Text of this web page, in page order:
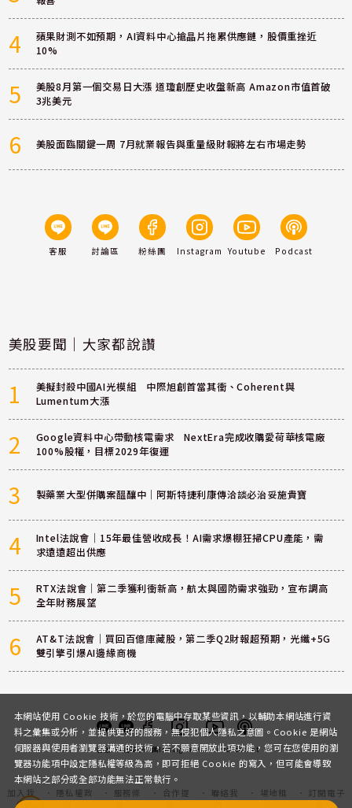
4
蘋果財測不如預期，AI資料中心搶晶片拖累供應鏈，股價重挫近
10%
5
美股8月第一個交易日大漲 道瓊創歷史收盤新高 Amazon市值首破
3兆美元
6 美股面臨關鍵一周 7月就業報告與重量級財報將左右市場走勢
客服 討論區 粉絲團 Instagram Youtube Podcast
美股要聞｜大家都說讚
1
美擬封殺中國AI光模組 中際旭創首當其衝、Coherent與
Lumentum大漲
2
Google資料中心帶動核電需求 NextEra完成收購愛荷華核電廠
100%股權，目標2029年復運
3 製藥業大型併購案醞釀中｜阿斯特捷利康傳洽談必治妥施貴寶
4
Intel法說會｜15年最佳營收成長！AI需求爆棚狂掃CPU產能，需
求遠遠超出供應
5
RTX法說會｜第二季獲利衝新高，航太與國防需求強勁，宣布調高
全年財務展望
6
AT&T法說會｜買回百億庫藏股，第二季Q2財報超預期，光纖+5G
雙引擎引爆AI邊緣商機
客服 討論區粉絲團InstagramYoutubePodcast
加入我
們
隱私權政
服務條
合作提
聯絡我
場地租
訂閱電子
本網站使用 Cookie 技術，於您的電腦中存取某些資訊，以輔助本網站進行資
料之彙集或分析，並提供更好的服務，無侵犯個人隱私之意圖。Cookie 是網站
伺服器與使用者瀏覽器溝通的技術，若不願意開放此項功能，您可在您使用的瀏
覽器功能項中設定隱私權等級為高，即可拒絕 Cookie 的寫入，但可能會導致
本網站之部分或全部功能無法正常執行。